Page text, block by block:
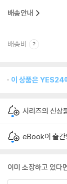
배송안내
배송비
이 상품은 YES24
시리즈의 신상
eBook이 출간
이미 소장하고 있다